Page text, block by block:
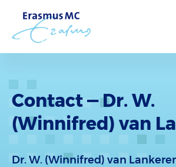
Contact — Dr. W.
(Winnifred) van
Dr. W. (Winnifred) van